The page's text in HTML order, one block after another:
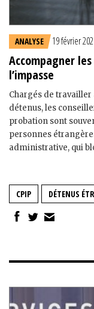
ANALYSE 19 février
Accompagner
l’impasse
Chargés de
détenus, les
probation sont
personnes
administrative, qui
CPIP DÉTENUS